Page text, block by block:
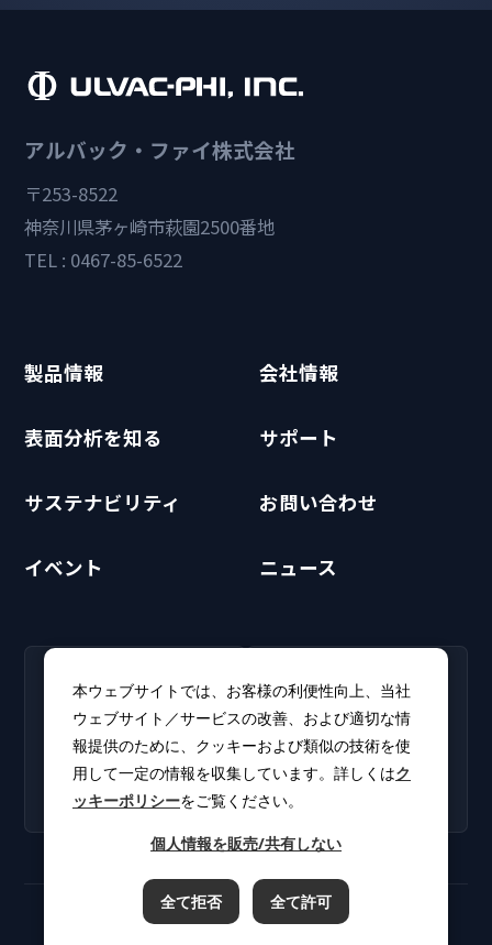
アルバック・ファイ株式会社
〒253-8522
神奈川県茅ヶ崎市萩園2500番地
TEL : 0467-85-6522
製品情報 会社情報
表面分析を知る サポート
サステナビリティ お問い合わせ
イベント ニュース
採用情報
新卒・キャリア採用情報を
掲載しています。
CLUB PHI（会員専
用）
ソフトウェアアップデート
やカタログをダウンロー
ド。
本ウェブサイトでは、お客様の利便性向上、当社
ウェブサイト／サービスの改善、および適切な情
報提供のために、クッキーおよび類似の技術を使
用して一定の情報を収集しています。詳しくはク
ッキーポリシーをご覧ください。
個人情報を販売/共有しない
全て拒否 全て許可